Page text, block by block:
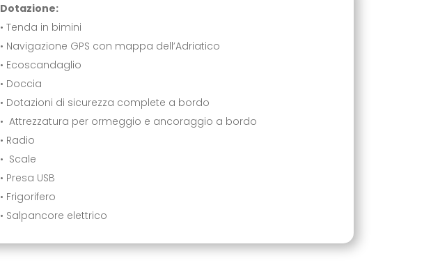
Dotazione:
• Tenda in bimini
• Navigazione GPS con mappa dell’Adriatico
• Ecoscandaglio
• Doccia
• Dotazioni di sicurezza complete a bordo
• Attrezzatura per ormeggio e ancoraggio a bordo
• Radio
• Scale
• Presa USB
• Frigorifero
• Salpancore elettrico